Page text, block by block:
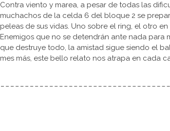
Contra viento y marea, a pesar de todas las
muchachos de la celda 6 del bloque 2 se
peleas de sus vidas. Uno sobre el ring, el otro en
Enemigos que no se detendrán ante nada para
que destruye todo, la amistad sigue siendo el
mes más, este bello relato nos atrapa en cada